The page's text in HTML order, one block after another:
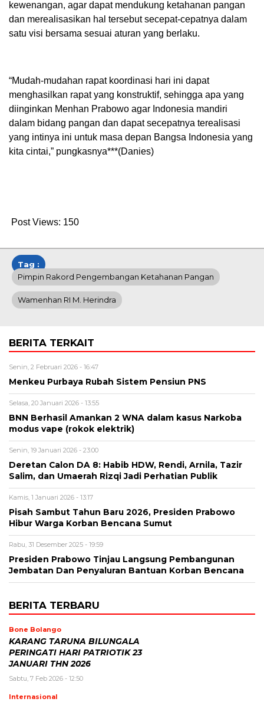
kewenangan, agar dapat mendukung ketahanan pangan
dan merealisasikan hal tersebut secepat-cepatnya dalam
satu visi bersama sesuai aturan yang berlaku.
“Mudah-mudahan rapat koordinasi hari ini dapat
menghasilkan rapat yang konstruktif, sehingga apa yang
diinginkan Menhan Prabowo agar Indonesia mandiri
dalam bidang pangan dan dapat secepatnya terealisasi
yang intinya ini untuk masa depan Bangsa Indonesia yang
kita cintai,” pungkasnya***(Danies)
Post Views: 150
Tag :
Pimpin Rakord Pengembangan Ketahanan Pangan
Wamenhan RI M. Herindra
BERITA TERKAIT
Senin, 2 Februari 2026 - 16:47
Menkeu Purbaya Rubah Sistem Pensiun PNS
Selasa, 20 Januari 2026 - 13:55
BNN Berhasil Amankan 2 WNA dalam kasus Narkoba
modus vape (rokok elektrik)
Senin, 19 Januari 2026 - 23:00
Deretan Calon DA 8: Habib HDW, Rendi, Arnila, Tazir
Salim, dan Umaerah Rizqi Jadi Perhatian Publik
Kamis, 1 Januari 2026 - 13:17
Pisah Sambut Tahun Baru 2026, Presiden Prabowo
Hibur Warga Korban Bencana Sumut
Rabu, 31 Desember 2025 - 19:59
Presiden Prabowo Tinjau Langsung Pembangunan
Jembatan Dan Penyaluran Bantuan Korban Bencana
BERITA TERBARU
Bone Bolango
KARANG TARUNA BILUNGALA
PERINGATI HARI PATRIOTIK 23
JANUARI THN 2026
Sabtu, 7 Feb 2026 - 12:50
Internasional